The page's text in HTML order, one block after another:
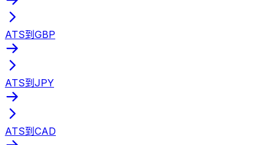
ATS到GBP
ATS到JPY
ATS到CAD